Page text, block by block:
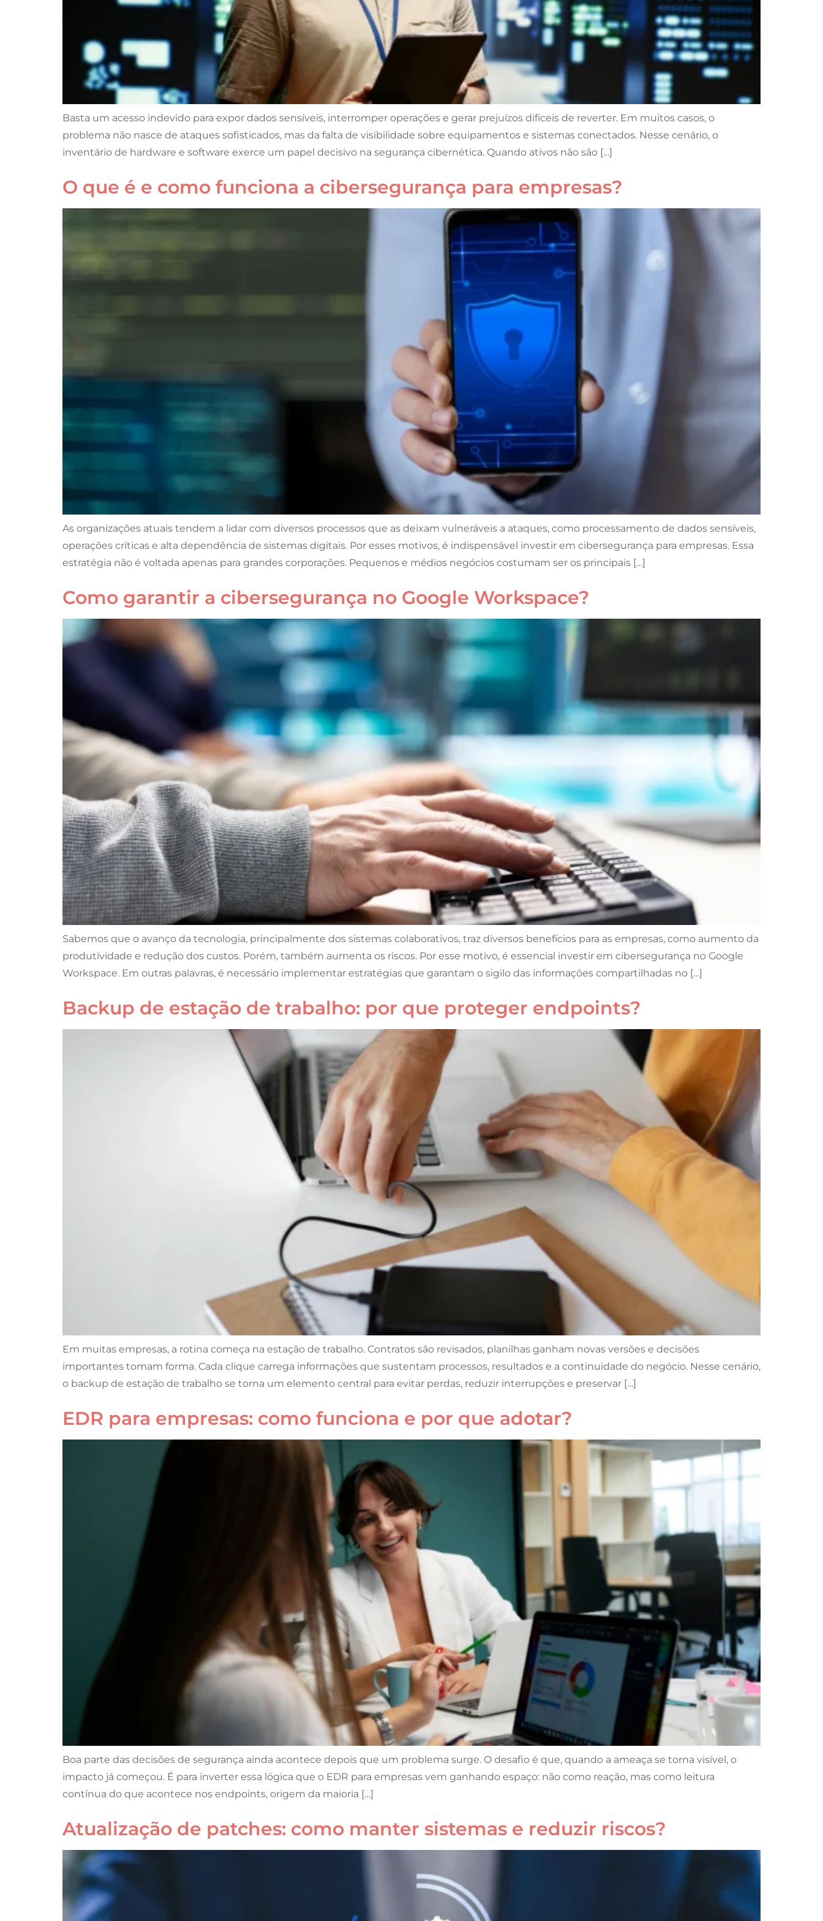
Basta um acesso indevido para expor dados sensíveis, interromper operações e gerar prejuízos difíceis de reverter. Em muitos casos, o
problema não nasce de ataques sofisticados, mas da falta de visibilidade sobre equipamentos e sistemas conectados. Nesse cenário, o
inventário de hardware e software exerce um papel decisivo na segurança cibernética. Quando ativos não são […]
O que é e como funciona a cibersegurança para empresas?
As organizações atuais tendem a lidar com diversos processos que as deixam vulneráveis a ataques, como processamento de dados sensíveis,
operações críticas e alta dependência de sistemas digitais. Por esses motivos, é indispensável investir em cibersegurança para empresas. Essa
estratégia não é voltada apenas para grandes corporações. Pequenos e médios negócios costumam ser os principais […]
Como garantir a cibersegurança no Google Workspace?
Sabemos que o avanço da tecnologia, principalmente dos sistemas colaborativos, traz diversos benefícios para as empresas, como aumento da
produtividade e redução dos custos. Porém, também aumenta os riscos. Por esse motivo, é essencial investir em cibersegurança no Google
Workspace. Em outras palavras, é necessário implementar estratégias que garantam o sigilo das informações compartilhadas no […]
Backup de estação de trabalho: por que proteger endpoints?
Em muitas empresas, a rotina começa na estação de trabalho. Contratos são revisados, planilhas ganham novas versões e decisões
importantes tomam forma. Cada clique carrega informações que sustentam processos, resultados e a continuidade do negócio. Nesse cenário,
o backup de estação de trabalho se torna um elemento central para evitar perdas, reduzir interrupções e preservar […]
EDR para empresas: como funciona e por que adotar?
Boa parte das decisões de segurança ainda acontece depois que um problema surge. O desafio é que, quando a ameaça se torna visível, o
impacto já começou. É para inverter essa lógica que o EDR para empresas vem ganhando espaço: não como reação, mas como leitura
contínua do que acontece nos endpoints, origem da maioria […]
Atualização de patches: como manter sistemas e reduzir riscos?